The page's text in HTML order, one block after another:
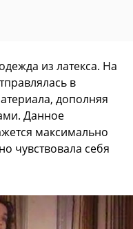
из латекса. На
в
дополняя
Данное
максимально
чувствовала себя